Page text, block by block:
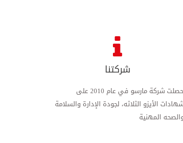
شركتنا
حصلت شركة مارسو في عام 2010 على
الأيزو الثلاثه، لجودة الإدارة والسلامة
المهنية